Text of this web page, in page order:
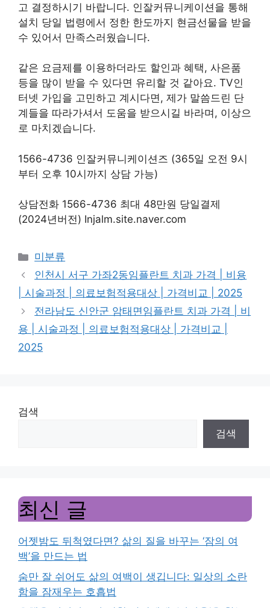
고 결정하시기 바랍니다. 인잘커뮤니케이션을 통해
설치 당일 법령에서 정한 한도까지 현금선물을 받을
수 있어서 만족스러웠습니다.
같은 요금제를 이용하더라도 할인과 혜택, 사은품
등을 많이 받을 수 있다면 유리할 것 같아요. TV인
터넷 가입을 고민하고 계시다면, 제가 말씀드린 단
계들을 따라가셔서 도움을 받으시길 바라며, 이상으
로 마치겠습니다.
1566-4736 인잘커뮤니케이션즈 (365일 오전 9시
부터 오후 10시까지 상담 가능)
상담전화 1566-4736 최대 48만원 당일결제
(2024년버전) Injalm.site.naver.com
Categories
미분류
인천시 서구 가좌2동임플란트 치과 가격 | 비용
| 시술과정 | 의료보험적용대상 | 가격비교 | 2025
전라남도 신안군 암태면임플란트 치과 가격 | 비
용 | 시술과정 | 의료보험적용대상 | 가격비교 |
2025
검색
검색
최신 글
어젯밤도 뒤척였다면? 삶의 질을 바꾸는 ‘잠의 여
백’을 만드는 법
숨만 잘 쉬어도 삶의 여백이 생깁니다: 일상의 소란
함을 잠재우는 호흡법